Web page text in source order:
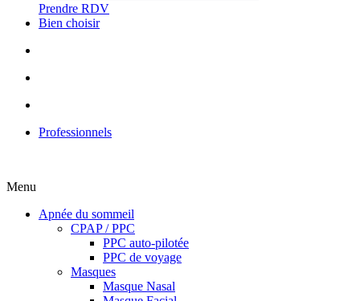
Prendre RDV
Bien choisir
Professionnels
Menu
Apnée du sommeil
CPAP / PPC
PPC auto-pilotée
PPC de voyage
Masques
Masque Nasal